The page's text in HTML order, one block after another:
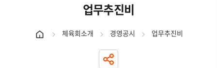
업무추진비
체육회소개 경영공시 업무추진비